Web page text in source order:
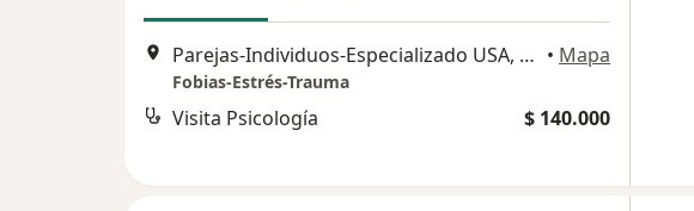
Parejas-Individuos-Especializado USA, Cali • Mapa
Fobias-Estrés-Trauma
Visita Psicología $ 140.000